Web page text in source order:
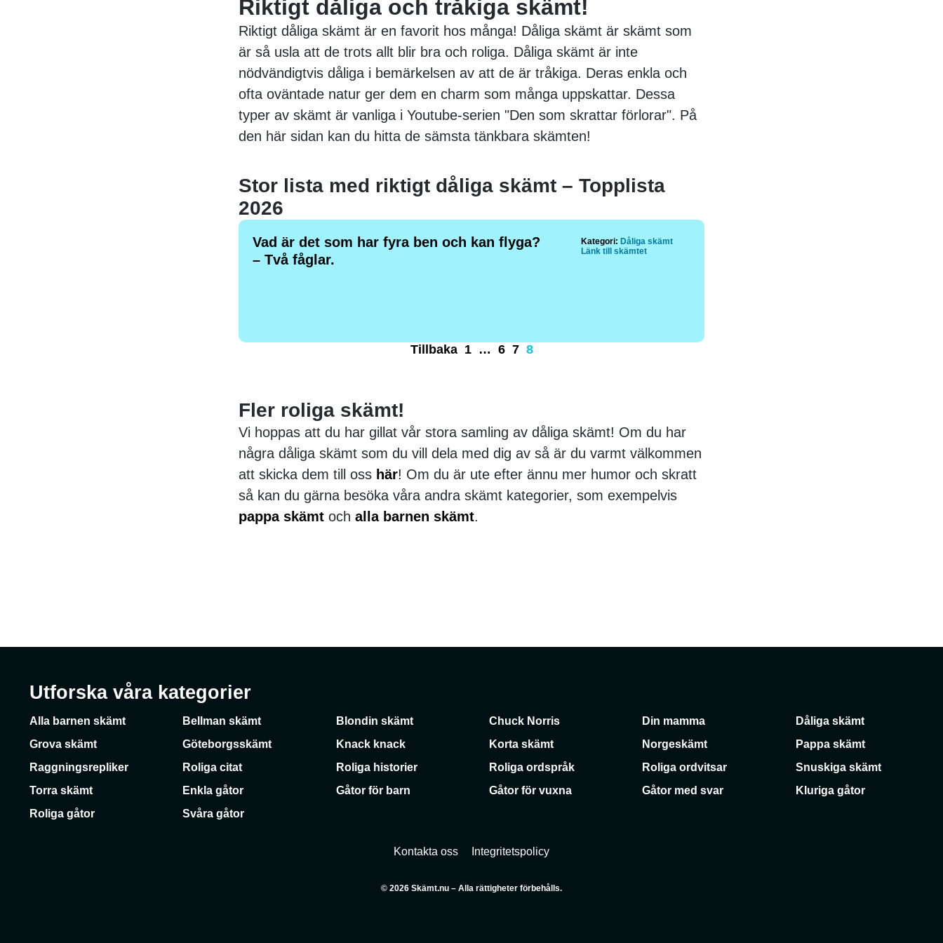
Riktigt dåliga och tråkiga skämt!
Riktigt dåliga skämt är en favorit hos många! Dåliga skämt är skämt som
är så usla att de trots allt blir bra och roliga. Dåliga skämt är inte
nödvändigtvis dåliga i bemärkelsen av att de är tråkiga. Deras enkla och
ofta oväntade natur ger dem en charm som många uppskattar. Dessa
typer av skämt är vanliga i Youtube-serien "Den som skrattar förlorar". På
den här sidan kan du hitta de sämsta tänkbara skämten!
Stor lista med riktigt dåliga skämt – Topplista
2026
Vad är det som har fyra ben och kan flyga?
– Två fåglar.
Kategori: Dåliga skämt
Länk till skämtet
Tillbaka 1 … 6 7 8
Fler roliga skämt!
Vi hoppas att du har gillat vår stora samling av dåliga skämt! Om du har
några dåliga skämt som du vill dela med dig av så är du varmt välkommen
att skicka dem till oss här! Om du är ute efter ännu mer humor och skratt
så kan du gärna besöka våra andra skämt kategorier, som exempelvis
pappa skämt och alla barnen skämt.
Utforska våra kategorier
Alla barnen skämt Bellman skämt Blondin skämt Chuck Norris Din mamma
Dåliga skämt
Grova skämt
Göteborgsskämt Knack knack Korta skämt Norgeskämt
Pappa skämt
Raggningsrepliker
Roliga citat Roliga historier Roliga ordspråk Roliga ordvitsar
Snuskiga skämt
Torra skämt
Enkla gåtor Gåtor för barn Gåtor för vuxna Gåtor med svar
Kluriga gåtor
Roliga gåtor
Svåra gåtor
Kontakta oss Integritetspolicy
© 2026 Skämt.nu – Alla rättigheter förbehålls.